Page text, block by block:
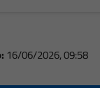
16/06/2026, 09:58